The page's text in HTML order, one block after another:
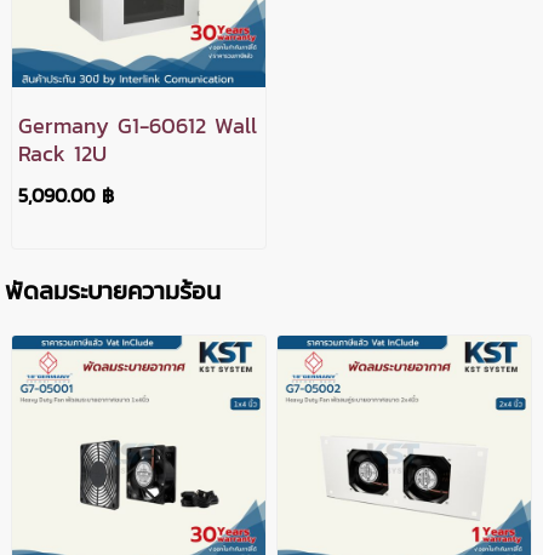
Germany G1-60612 Wall
Rack 12U
5,090.00 ฿
พัดลมระบายความร้อน